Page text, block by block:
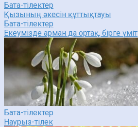
Бата-тілектер
Қызының әкесін құттықтауы
Бата-тілектер
Екеумізде арман да ортақ, бірге үміт
Бата-тілектер
Наурыз-тілек